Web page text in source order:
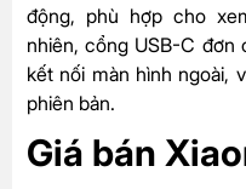
động, phù hợp cho
nhiên, cổng USB-C
kết nối màn hình ngoài,
phiên bản.
Giá bán